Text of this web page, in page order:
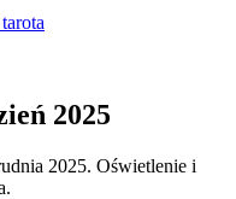
2025
2025. Oświetlenie i